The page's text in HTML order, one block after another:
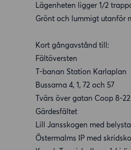
Lägenheten ligger 1/2
Grönt och lummigt utanför
Kort gångavstånd till:
Fältöversten
T-banan Station Karlaplan
Bussarna 4, 1, 72 och 57
Tvärs över gatan Coop 8-22
Gärdesfältet
Lill Jansskogen med
Östermalms IP med